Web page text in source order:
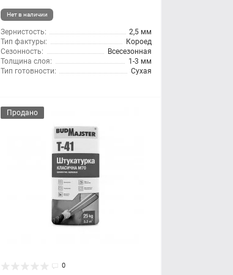
Нет в наличии
Зернистость:
2,5 мм
Тип фактуры:
Короед
Сезонность:
Всесезонная
Толщина слоя:
1-3 мм
Тип готовности:
Сухая
Продано
0